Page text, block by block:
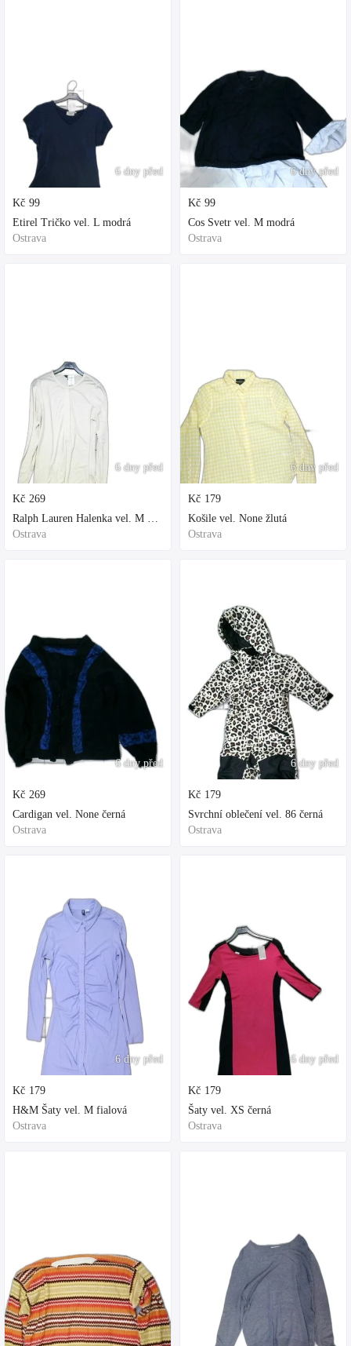
6 dny před
Kč 99
Etirel Tričko vel. L modrá
Ostrava
6 dny před
Kč 269
Ralph Lauren Halenka vel. M bílá
Ostrava
6 dny před
Kč 269
Cardigan vel. None černá
Ostrava
6 dny před
Kč 179
H&M Šaty vel. M fialová
Ostrava
6 dny před
Kč 99
Cos Svetr vel. M modrá
Ostrava
6 dny před
Kč 179
Košile vel. None žlutá
Ostrava
6 dny před
Kč 179
Svrchní oblečení vel. 86 černá
Ostrava
6 dny před
Kč 179
Šaty vel. XS černá
Ostrava